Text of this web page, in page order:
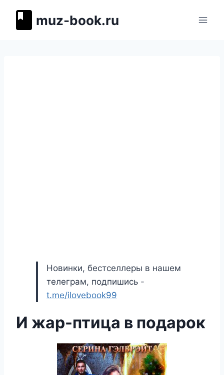
muz-book.ru
Новинки, бестселлеры в нашем
телеграм, подпишись -
t.me/ilovebook99
И жар-птица в подарок